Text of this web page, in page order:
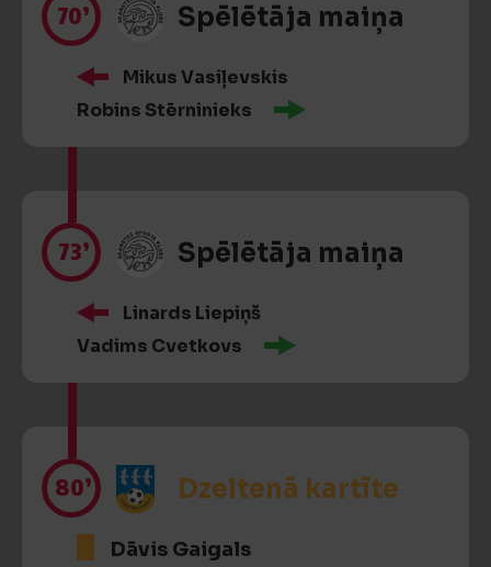
70’ Spēlētāja maiņa
Mikus Vasiļevskis
Robins Stērninieks
73’ Spēlētāja maiņa
Linards Liepiņš
Vadims Cvetkovs
80’ Dzeltenā kartīte
Dāvis Gaigals